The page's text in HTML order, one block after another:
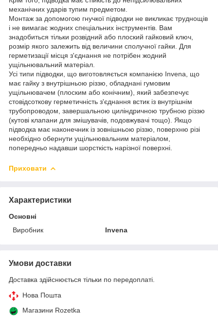
механічних ударів тупим предметом.
Монтаж за допомогою гнучкої підводки не викликає труднощів
і не вимагає жодних спеціальних інструментів. Вам
знадобиться тільки розвідний або плоский гайковий ключ,
розмір якого залежить від величини сполучної гайки. Для
герметизації місця з'єднання не потрібен жодний
ущільнювальний матеріал.
Усі типи підводки, що виготовляється компанією Invena, що
має гайку з внутрішньою різзю, обладнані гумовим
ущільнювачем (плоским або конічним), який забезпечує
стовідсоткову герметичність з'єднання встик із внутрішнім
трубопроводом, завершальною циліндричною трубною різзю
(кутові клапани для змішувачів, подовжувачі тощо). Якщо
підводка має наконечник із зовнішньою різзю, поверхню різі
необхідно обернути ущільнювальним матеріалом,
попередньо надавши шорсткість нарізної поверхні.
Приховати
Характеристики
Основні
Виробник
Invena
Умови доставки
Доставка здійснюється тільки по передоплаті.
Нова Пошта
Магазини Rozetka